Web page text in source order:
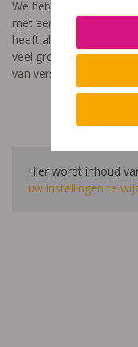
We hebben een video
met een leerstoornis.
heeft als doel aan te
veel groter is dan enkel
van verschillende
Hier wordt inhoud
uw instellingen te